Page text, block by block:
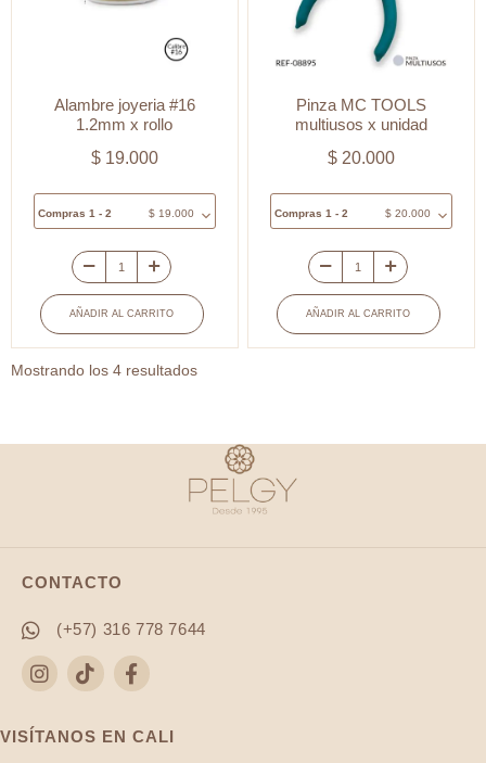
Alambre joyeria #16
1.2mm x rollo
$19.000
Compras 1 - 2 $19.000
Alambre
joyeria
#16
1.2mm
cantidad
AÑADIR AL CARRITO
Pinza MC TOOLS
multiusos x unidad
$20.000
Compras 1 - 2 $20.000
Pinza
MC
TOOLS
cantidad
AÑADIR AL CARRITO
Mostrando los 4 resultadosOrdenado
CONTACTO
(+57) 316 778 7644
VISÍTANOS EN CALI